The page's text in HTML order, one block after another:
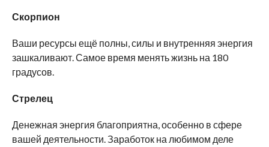
Скорпион
Ваши ресурсы ещё полны, силы и внутренняя энергия
зашкаливают. Самое время менять жизнь на 180
градусов.
Стрелец
Денежная энергия благоприятна, особенно в сфере
вашей деятельности. Заработок на любимом деле